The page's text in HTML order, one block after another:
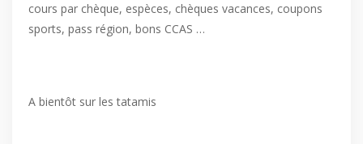
cours par chèque, espèces, chèques vacances, coupons
sports, pass région, bons CCAS …
A bientôt sur les tatamis